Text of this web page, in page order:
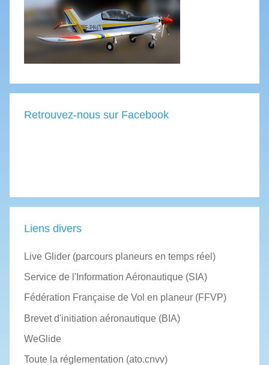
Retrouvez-nous sur Facebook
Liens divers
Live Glider (parcours planeurs en temps réel)
Service de l'Information Aéronautique (SIA)
Fédération Française de Vol en planeur (FFVP)
Brevet d'initiation aéronautique (BIA)
WeGlide
Toute la réglementation (ato.cnvv)